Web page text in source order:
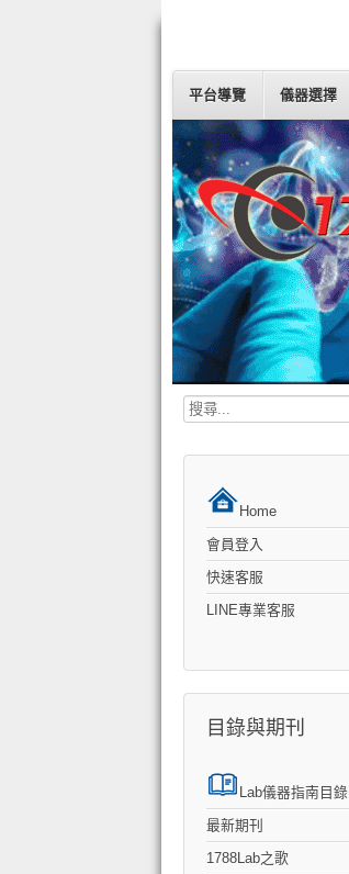
平台導覽 儀器選擇
搜
Home
會員登入
快速客服
LINE專業客服
目錄與期刊
Lab儀器指南目錄
最新期刊
1788Lab之歌